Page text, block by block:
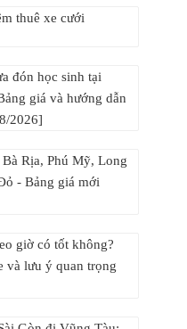
thuê xe cưới
đón học sinh tại
giá và hướng dẫn
2026]
Rịa, Phú Mỹ, Long
- Bảng giá mới
giờ có tốt không?
và lưu ý quan trọng